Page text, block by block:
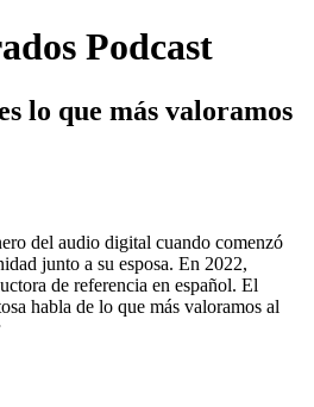
Podcast
lo que más valoramos
del audio digital cuando comenzó
junto a su esposa. En 2022,
de referencia en español. El
habla de lo que más valoramos al